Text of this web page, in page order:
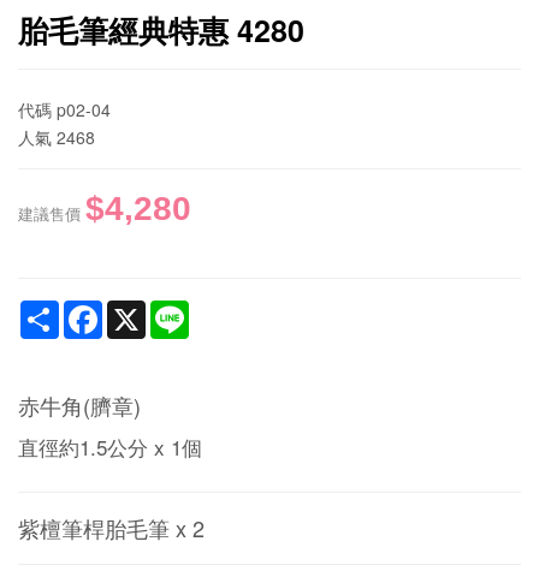
胎毛筆經典特惠 4280
代碼 p02-04
人氣 2468
建議售價 $4,280
ShareFacebook
X
赤牛角(臍章)
直徑約1.5公分 x 1個
紫檀筆桿胎毛筆 x 2